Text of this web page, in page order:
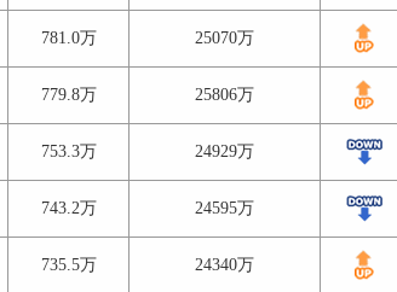
781.0万 25070万
779.8万 25806万
753.3万 24929万
743.2万 24595万
735.5万 24340万